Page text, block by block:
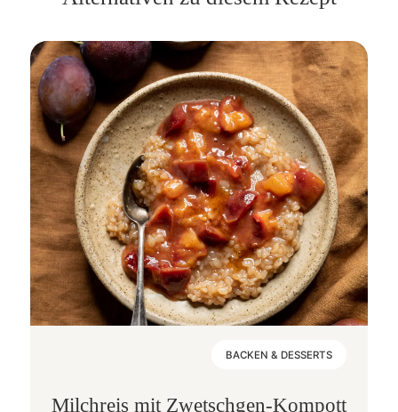
BACKEN & DESSERTS
Milchreis mit Zwetschgen-Kompott